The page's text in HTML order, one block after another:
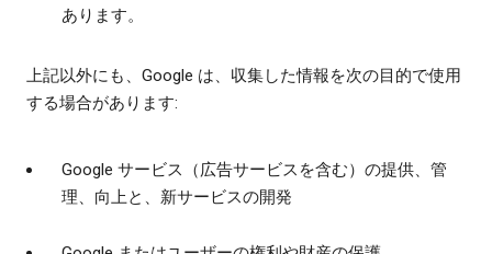
あります。
上記以外にも、Google は、収集した情報を次の目的で使用
する場合があります:
Google サービス（広告サービスを含む）の提供、管
理、向上と、新サービスの開発